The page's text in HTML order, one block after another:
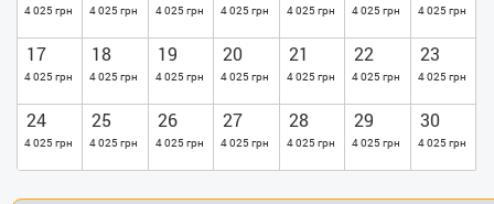
4 025 грн 4 025 грн 4 025 грн 4 025 грн 4 025 грн 4 025 грн 4 025 грн
17
4 025 грн
18
4 025 грн
19
4 025 грн
20
4 025 грн
21
4 025 грн
22
4 025 грн
23
4 025 грн
24
4 025 грн
25
4 025 грн
26
4 025 грн
27
4 025 грн
28
4 025 грн
29
4 025 грн
30
4 025 грн